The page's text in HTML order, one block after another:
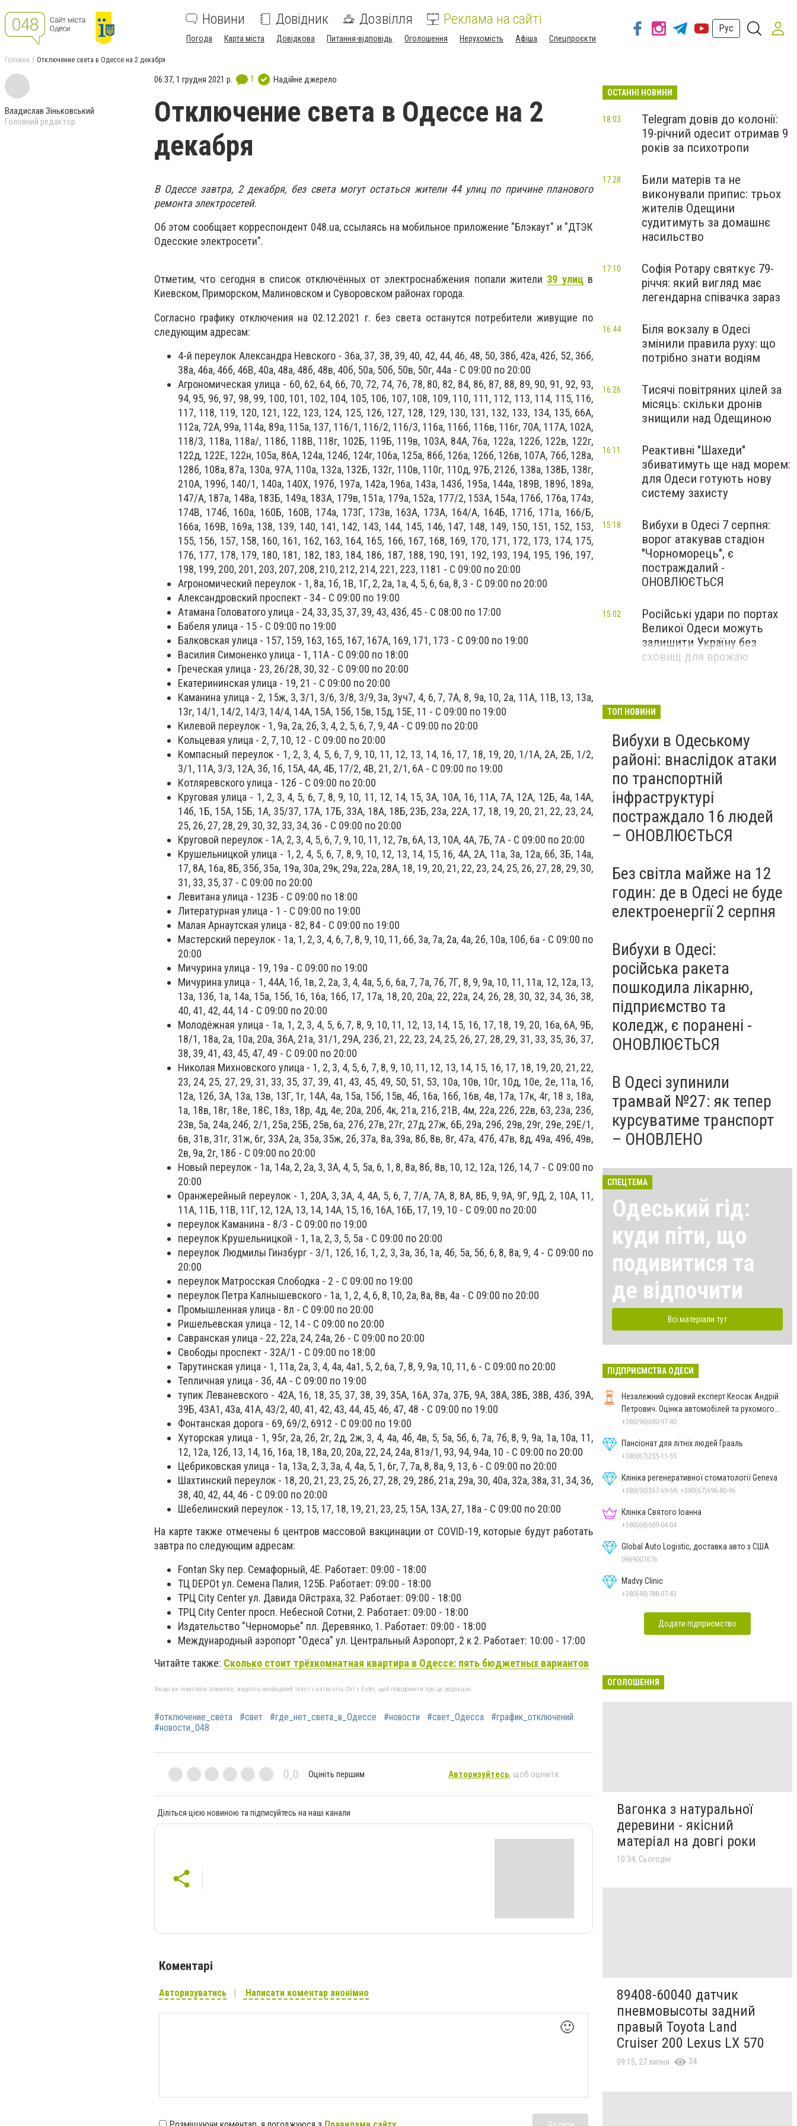
Новини Довідник Дозвілля Реклама на сайті
Погода Карта міста Довідкова Питання-відповідь Оголошення Нерухомість Афіша Спецпроєкти
Рус
Головна Отключение света в Одессе на 2 декабря
Владислав Зіньковський
Головний редактор
06:37, 1 грудня 2021 р. 1 Надійне джерело
Отключение света в Одессе на 2
декабря
В Одессе завтра, 2 декабря, без света могут остаться жители 44 улиц по причине планового
ремонта электросетей.
Об этом сообщает корреспондент 048.ua, ссылаясь на мобильное приложение "Блэкаут" и "ДТЭК
Одесские электросети".
Отметим, что сегодня в список отключённых от электроснабжения попали жители 39 улицв
Киевском, Приморском, Малиновском и Суворовском районах города.
Согласно графику отключения на 02.12.2021 г. без света останутся потребители живущие по
следующим адресам:
4-й переулок Александра Невского - 36а, 37, 38, 39, 40, 42, 44, 46, 48, 50, 38б, 42а, 42б, 52, 36б,
38а, 46а, 46б, 46В, 40а, 48а, 48б, 48в, 40б, 50а, 50б, 50в, 50г, 44а - С 09:00 по 20:00
Агрономическая улица - 60, 62, 64, 66, 70, 72, 74, 76, 78, 80, 82, 84, 86, 87, 88, 89, 90, 91, 92, 93,
94, 95, 96, 97, 98, 99, 100, 101, 102, 104, 105, 106, 107, 108, 109, 110, 111, 112, 113, 114, 115, 116,
117, 118, 119, 120, 121, 122, 123, 124, 125, 126, 127, 128, 129, 130, 131, 132, 133, 134, 135, 66А,
112а, 72А, 99а, 114а, 89а, 115а, 137, 116/1, 116/2, 116/3, 116а, 116б, 116в, 116г, 70А, 117А, 102А,
118/3, 118а, 118а/, 118б, 118В, 118г, 102Б, 119Б, 119в, 103А, 84А, 76а, 122а, 122б, 122в, 122г,
122д, 122Е, 122н, 105а, 86А, 124а, 124б, 124г, 106а, 125а, 86б, 126а, 126б, 126в, 107А, 76б, 128а,
128б, 108а, 87а, 130а, 97А, 110а, 132а, 132Б, 132г, 110в, 110г, 110д, 97Б, 212б, 138а, 138Б, 138г,
210А, 199б, 140/1, 140а, 140Х, 197б, 197а, 142а, 196а, 143а, 143б, 195а, 144а, 189В, 189б, 189а,
147/А, 187а, 148а, 183Б, 149а, 183А, 179в, 151а, 179а, 152а, 177/2, 153А, 154а, 176б, 176а, 174з,
174В, 174б, 160а, 160Б, 160В, 174а, 173Г, 173в, 163А, 173А, 164/А, 164Б, 171б, 171а, 166/Б,
166а, 169В, 169а, 138, 139, 140, 141, 142, 143, 144, 145, 146, 147, 148, 149, 150, 151, 152, 153,
155, 156, 157, 158, 160, 161, 162, 163, 164, 165, 166, 167, 168, 169, 170, 171, 172, 173, 174, 175,
176, 177, 178, 179, 180, 181, 182, 183, 184, 186, 187, 188, 190, 191, 192, 193, 194, 195, 196, 197,
198, 199, 200, 201, 203, 207, 208, 210, 212, 214, 221, 223, 1181 - С 09:00 по 20:00
Агрономический переулок - 1, 8а, 1б, 1В, 1Г, 2, 2а, 1а, 4, 5, 6, 6а, 8, 3 - С 09:00 по 20:00
Александровский проспект - 34 - С 09:00 по 19:00
Атамана Головатого улица - 24, 33, 35, 37, 39, 43, 43б, 45 - С 08:00 по 17:00
Бабеля улица - 15 - С 09:00 по 19:00
Балковская улица - 157, 159, 163, 165, 167, 167А, 169, 171, 173 - С 09:00 по 19:00
Василия Симоненко улица - 1, 11А - С 09:00 по 18:00
Греческая улица - 23, 26/28, 30, 32 - С 09:00 по 20:00
Екатерининская улица - 19, 21 - С 09:00 по 20:00
Каманина улица - 2, 15ж, 3, 3/1, 3/6, 3/8, 3/9, 3а, 3уч7, 4, 6, 7, 7А, 8, 9а, 10, 2а, 11А, 11В, 13, 13а,
13г, 14/1, 14/2, 14/3, 14/4, 14А, 15А, 15б, 15в, 15д, 15Е, 11 - С 09:00 по 19:00
Килевой переулок - 1, 9а, 2а, 2б, 3, 4, 2, 5, 6, 7, 9, 4А - С 09:00 по 20:00
Кольцевая улица - 2, 7, 10, 12 - С 09:00 по 20:00
Компасный переулок - 1, 2, 3, 4, 5, 6, 7, 9, 10, 11, 12, 13, 14, 16, 17, 18, 19, 20, 1/1А, 2А, 2Б, 1/2,
3/1, 11А, 3/3, 12А, 3б, 1б, 15А, 4А, 4Б, 17/2, 4В, 21, 2/1, 6А - С 09:00 по 19:00
Котляревского улица - 12б - С 09:00 по 20:00
Круговая улица - 1, 2, 3, 4, 5, 6, 7, 8, 9, 10, 11, 12, 14, 15, 3А, 10А, 16, 11А, 7А, 12А, 12Б, 4а, 14А,
14б, 1Б, 15А, 15Б, 1А, 35/37, 17А, 17Б, 33А, 18А, 18Б, 23Б, 23а, 22А, 17, 18, 19, 20, 21, 22, 23, 24,
25, 26, 27, 28, 29, 30, 32, 33, 34, 36 - С 09:00 по 20:00
Круговой переулок - 1А, 2, 3, 4, 5, 6, 7, 9, 10, 11, 12, 7в, 6А, 13, 10А, 4А, 7Б, 7А - С 09:00 по 20:00
Крушельницкой улица - 1, 2, 4, 5, 6, 7, 8, 9, 10, 12, 13, 14, 15, 16, 4А, 2А, 11а, 3а, 12а, 6б, 3Б, 14а,
17, 8А, 16а, 8Б, 35б, 35а, 19а, 30а, 29к, 29а, 22а, 28А, 18, 19, 20, 21, 22, 23, 24, 25, 26, 27, 28, 29, 30,
31, 33, 35, 37 - С 09:00 по 20:00
Левитана улица - 123Б - С 09:00 по 18:00
Литературная улица - 1 - С 09:00 по 19:00
Малая Арнаутская улица - 82, 84 - С 09:00 по 19:00
Мастерский переулок - 1а, 1, 2, 3, 4, 6, 7, 8, 9, 10, 11, 6б, 3а, 7а, 2а, 4а, 2б, 10а, 10б, 6а - С 09:00 по
20:00
Мичурина улица - 19, 19а - С 09:00 по 19:00
Мичурина улица - 1, 44А, 1б, 1в, 2, 2а, 3, 4, 4а, 5, 6, 6а, 7, 7а, 7б, 7Г, 8, 9, 9а, 10, 11, 11а, 12, 12а, 13,
13а, 13б, 1а, 14а, 15а, 15б, 16, 16а, 16б, 17, 17а, 18, 20, 20а, 22, 22а, 24, 26, 28, 30, 32, 34, 36, 38,
40, 41, 42, 44, 14 - С 09:00 по 20:00
Молодёжная улица - 1а, 1, 2, 3, 4, 5, 6, 7, 8, 9, 10, 11, 12, 13, 14, 15, 16, 17, 18, 19, 20, 16а, 6А, 9Б,
18/1, 18а, 2а, 10а, 20а, 36А, 21а, 31/1, 29А, 23б, 21, 22, 23, 24, 25, 26, 27, 28, 29, 31, 33, 35, 36, 37,
38, 39, 41, 43, 45, 47, 49 - С 09:00 по 20:00
Николая Михновского улица - 1, 2, 3, 4, 5, 6, 7, 8, 9, 10, 11, 12, 13, 14, 15, 16, 17, 18, 19, 20, 21, 22,
23, 24, 25, 27, 29, 31, 33, 35, 37, 39, 41, 43, 45, 49, 50, 51, 53, 10а, 10в, 10г, 10д, 10е, 2е, 11а, 1б,
12а, 12б, 3А, 13а, 13в, 13Г, 1г, 14А, 4а, 15а, 15б, 15в, 4б, 16а, 16б, 16в, 4в, 17а, 17к, 4г, 18 з, 18а,
1а, 18в, 18г, 18е, 18Є, 18з, 18р, 4д, 4е, 20а, 20б, 4к, 21а, 21б, 21В, 4м, 22а, 22б, 22в, 63, 23а, 23б,
23в, 5а, 24а, 24б, 2/1, 25а, 25Б, 25в, 6а, 27б, 27в, 27г, 27д, 27ж, 6Б, 29а, 29б, 29в, 29г, 29е, 29Е/1,
6в, 31в, 31г, 31ж, 6г, 33А, 2а, 35а, 35ж, 2б, 37а, 8а, 39а, 8б, 8в, 8г, 47а, 47б, 47в, 8д, 49а, 49б, 49в,
2в, 9а, 2г, 18б - С 09:00 по 20:00
Новый переулок - 1а, 14а, 2, 2а, 3, 3А, 4, 5, 5а, 6, 1, 8, 8а, 8б, 8в, 10, 12, 12а, 12б, 14, 7 - С 09:00 по
20:00
Оранжерейный переулок - 1, 20А, 3, 3А, 4, 4А, 5, 6, 7, 7/А, 7А, 8, 8А, 8Б, 9, 9А, 9Г, 9Д, 2, 10А, 11,
11А, 11Б, 11В, 11Г, 12, 12А, 13, 14, 14А, 15, 16, 16А, 16Б, 17, 19, 10 - С 09:00 по 20:00
переулок Каманина - 8/3 - С 09:00 по 19:00
переулок Крушельницкой - 1, 1а, 2, 3, 5, 5а - С 09:00 по 20:00
переулок Людмилы Гинзбург - 3/1, 12б, 1б, 1, 2, 3, 3а, 3б, 1а, 4б, 5а, 5б, 6, 8, 8а, 9, 4 - С 09:00 по
20:00
переулок Матросская Слободка - 2 - С 09:00 по 19:00
переулок Петра Калнышевского - 1а, 1, 2, 4, 6, 8, 10, 2а, 8а, 8в, 4а - С 09:00 по 20:00
Промышленная улица - 8л - С 09:00 по 20:00
Ришельевская улица - 12, 14 - С 09:00 по 20:00
Савранская улица - 22, 22а, 24, 24а, 26 - С 09:00 по 20:00
Свободы проспект - 32А/1 - С 09:00 по 18:00
Тарутинская улица - 1, 11а, 2а, 3, 4, 4а, 4а1, 5, 2, 6а, 7, 8, 9, 9а, 10, 11, 6 - С 09:00 по 20:00
Тепличная улица - 3б, 4А - С 09:00 по 19:00
тупик Леваневского - 42А, 16, 18, 35, 37, 38, 39, 35А, 16А, 37а, 37Б, 9А, 38А, 38Б, 38В, 43б, 39А,
39Б, 43А1, 43а, 41А, 43/2, 40, 41, 42, 43, 44, 45, 46, 47, 48 - С 09:00 по 19:00
Фонтанская дорога - 69, 69/2, 6912 - С 09:00 по 19:00
Хуторская улица - 1, 95г, 2а, 2б, 2г, 2д, 2ж, 3, 4, 4а, 4б, 4в, 5, 5а, 5б, 6, 7а, 7б, 8, 9, 9а, 1а, 10а, 11,
12, 12а, 12б, 13, 14, 16, 16а, 18, 18а, 20, 20а, 22, 24, 24а, 81з/1, 93, 94, 94а, 10 - С 09:00 по 20:00
Цебриковская улица - 1а, 13а, 2, 3, 3а, 4, 4а, 5, 1, 6г, 7, 7а, 8, 8а, 9, 13, 6 - С 09:00 по 20:00
Шахтинский переулок - 18, 20, 21, 23, 25, 26, 27, 28, 29, 28б, 21а, 29а, 30, 40а, 32а, 38а, 31, 34, 36,
38, 40, 42, 44, 46 - С 09:00 по 20:00
Шебелинский переулок - 13, 15, 17, 18, 19, 21, 23, 25, 15А, 13А, 27, 18а - С 09:00 по 20:00
На карте также отмечены 6 центров массовой вакцинации от COVID-19, которые будут работать
завтра по следующим адресам:
Fontan Sky пер. Семафорный, 4Е. Работает: 09:00 - 18:00
ТЦ DEPOt ул. Семена Палия, 125Б. Работает: 09:00 - 18:00
ТРЦ City Center ул. Давида Ойстраха, 32. Работает: 09:00 - 18:00
ТРЦ City Center просп. Небесной Сотни, 2. Работает: 09:00 - 18:00
Издательство "Черноморье" пл. Деревянко, 1. Работает: 09:00 - 18:00
Международный аэропорт "Одеса" ул. ​Центральный Аэропорт, 2 к 2. Работает: 10:00 - 17:00
Читайте также: Сколько стоит трёхкомнатная квартира в Одессе: пять бюджетных вариантов
Якщо ви помітили помилку, виділіть необхідний текст і натисніть Ctrl + Enter, щоб повідомити про це редакцію
#отключение_света #свет #где_нет_света_в_Одессе #новости #свет_Одесса
#график_отключений
#новости_048
0,0 Оцініть першим Авторизуйтесь, щоб оцінити
Діліться цією новиною та підписуйтесь на наші канали
Коментарі
Авторизуватись Написати коментар анонімно
🙂
ОСТАННІ НОВИНИ
Telegram довів до колонії:
19-річний одесит отримав 9
років за психотропи
18:03
Били матерів та не
виконували припис: трьох
жителів Одещини
судитимуть за домашнє
насильство
17:28
Софія Ротару святкує 79-
річчя: який вигляд має
легендарна співачка зараз
17:10
Біля вокзалу в Одесі
змінили правила руху: що
потрібно знати водіям
16:44
Тисячі повітряних цілей за
місяць: скільки дронів
знищили над Одещиною
16:26
Реактивні "Шахеди"
збиватимуть ще над морем:
для Одеси готують нову
систему захисту
16:11
Вибухи в Одесі 7 серпня:
ворог атакував стадіон
"Чорноморець", є
постраждалий -
ОНОВЛЮЄТЬСЯ
15:18
Російські удари по портах
Великої Одеси можуть
залишити Україну без
сховищ для врожаю
15:02
ТОП НОВИНИ
Вибухи в Одеському
районі: внаслідок атаки
по транспортній
інфраструктурі
постраждало 16 людей
– ОНОВЛЮЄТЬСЯ
Без світла майже на 12
годин: де в Одесі не буде
електроенергії 2 серпня
Вибухи в Одесі:
російська ракета
пошкодила лікарню,
підприємство та
коледж, є поранені -
ОНОВЛЮЄТЬСЯ
В Одесі зупинили
трамвай №27: як тепер
курсуватиме транспорт
– ОНОВЛЕНО
СПЕЦТЕМА
Одеський гід:
куди піти, що
подивитися та
де відпочити
Всі матеріали тут
ПІДПРИЄМСТВА ОДЕСИ
Незалежний судовий експерт Кеосак Андрій
Петрович. Оцінка автомобілей та рухомого
майна
+380(96)680-97-80
Пансіонат для літніх людей Грааль
+380(67)255-11-55
Клініка регенеративної стоматології Geneva
+380(50)367-69-69, +380(67)696-80-96
Клініка Святого Іоанна
+380(68)609-04-04
Global Auto Logistic, доставка авто з США
0969007676
Madvy Clinic
+380(48)788-07-43
Додати підприємство
ОГОЛОШЕННЯ
Вагонка з натуральної
деревини - якісний
матеріал на довгі роки
10:34, Сьогодні
89408-60040 датчик
пневмовысоты задний
правый Toyota Land
Cruiser 200 Lexus LX 570
09:15, 27 липня 34